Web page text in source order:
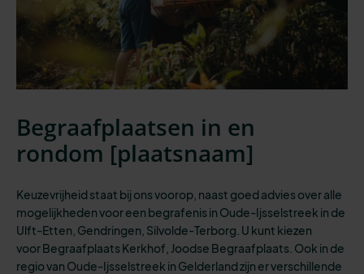
Begraafplaatsen in en
rondom [plaatsnaam]
Keuzevrijheid staat bij ons voorop, naast goed advies over alle
mogelijkhedenvoor een begrafenisin Oude-Ijsselstreek in de
Ulft-Etten, Gendringen, Silvolde-Terborg. U kunt kiezen
voorBegraafplaats Kerkhof, Joodse Begraafplaats. Ook in de
regio van Oude-Ijsselstreek in Gelderland zijn er verschillende